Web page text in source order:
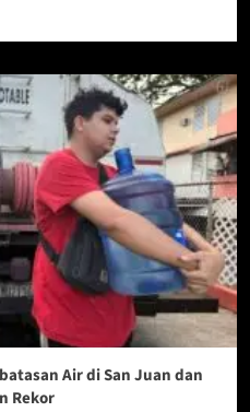
Air di San Juan dan
Rekor